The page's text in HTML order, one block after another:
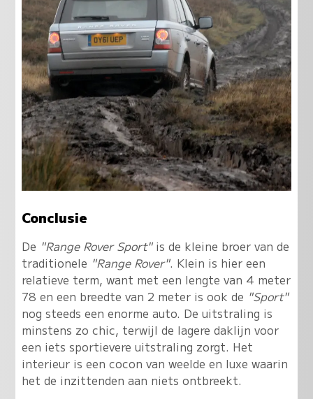
Conclusie
De "Range Rover Sport"is de kleine broer van de
traditionele "Range Rover". Klein is hier een
relatieve term, want met een lengte van 4 meter
78 en een breedte van 2 meter is ook de "Sport"
nog steeds een enorme auto. De uitstraling is
minstens zo chic, terwijl de lagere daklijn voor
een iets sportievere uitstraling zorgt. Het
interieur is een cocon van weelde en luxe waarin
het de inzittenden aan niets ontbreekt.